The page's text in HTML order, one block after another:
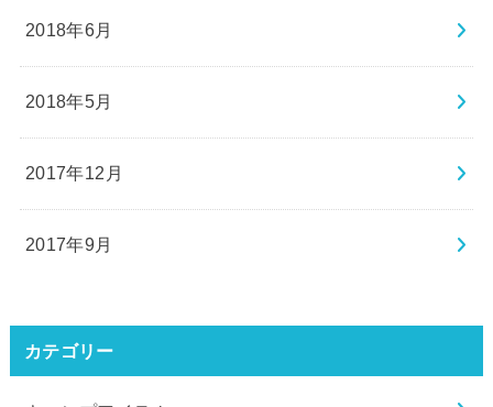
2018年6月
2018年5月
2017年12月
2017年9月
カテゴリー